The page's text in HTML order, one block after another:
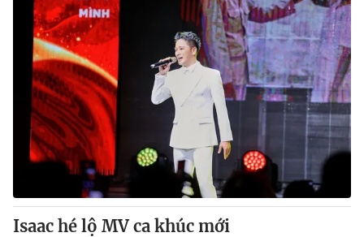
Isaac hé lộ MV ca khúc mới